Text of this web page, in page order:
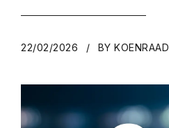
22/02/2026 BY KOENRAAD